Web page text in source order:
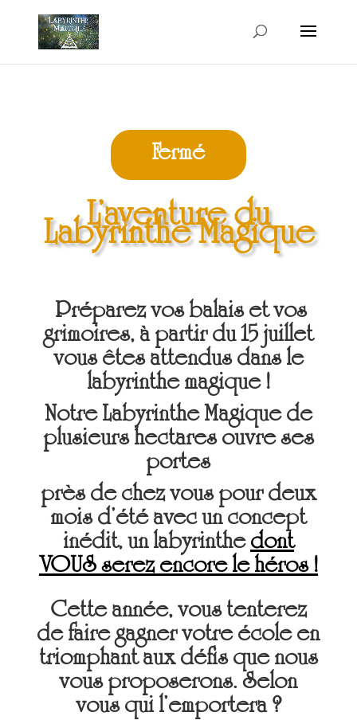
Fermé
L’aventure du
Labyrinthe Magique
Préparez vos balais et vos
grimoires, à partir du 15 juillet
vous êtes attendus dans le
labyrinthe magique !
Notre Labyrinthe Magique de
plusieurs hectares ouvre ses
portes
près de chez vouspour deux
mois d’été avec un concept
inédit, un labyrinthedont
VOUS serez encore le héros !
Cette année, vous tenterez
de faire gagner votre école en
triomphant aux défis que nous
vous proposerons. Selon
vous qui l’emportera ?